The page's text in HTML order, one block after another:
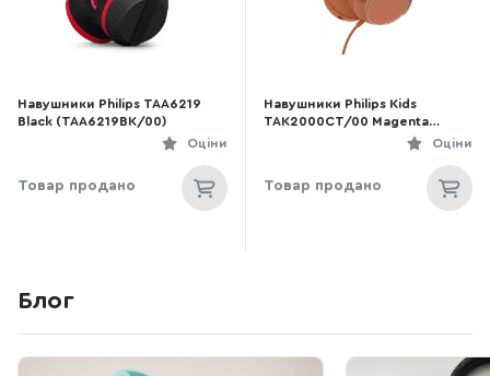
Навушники Philips TAA6219
Black (TAA6219BK/00)
Оціни
Товар продано
Навушники Philips Kids
TAK2000CT/00 Magenta
Purple (TAK2000MP/00)
Оціни
Товар продано
Блог